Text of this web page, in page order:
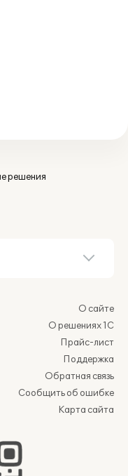
решения
О сайте
О решениях 1С
Прайс-лист
Поддержка
Обратная связь
Сообщить об ошибке
Карта сайта